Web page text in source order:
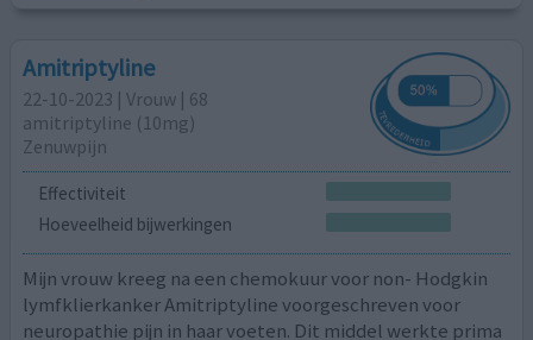
Amitriptyline
22-10-2023 | Vrouw | 68
amitriptyline (10mg)
Zenuwpijn
Effectiviteit
Hoeveelheid bijwerkingen
Mijn vrouw kreeg na een chemokuur voor non- Hodgkin
lymfklierkanker Amitriptyline voorgeschreven voor
neuropathie pijn in haar voeten. Dit middel werkte prima